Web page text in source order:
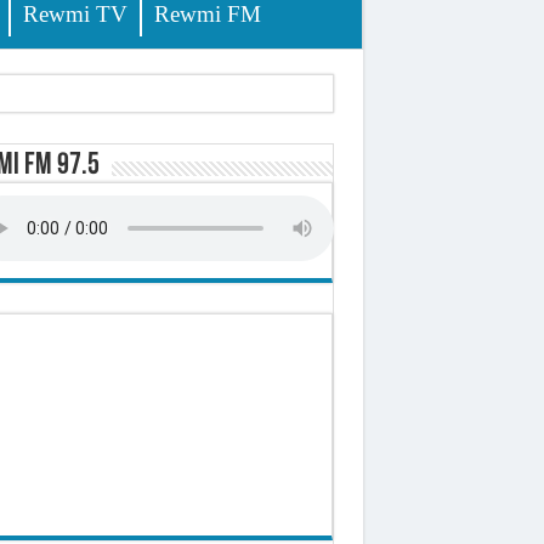
Rewmi TV Rewmi FM
octroyé
milliards de francs CFA
FM 97.5